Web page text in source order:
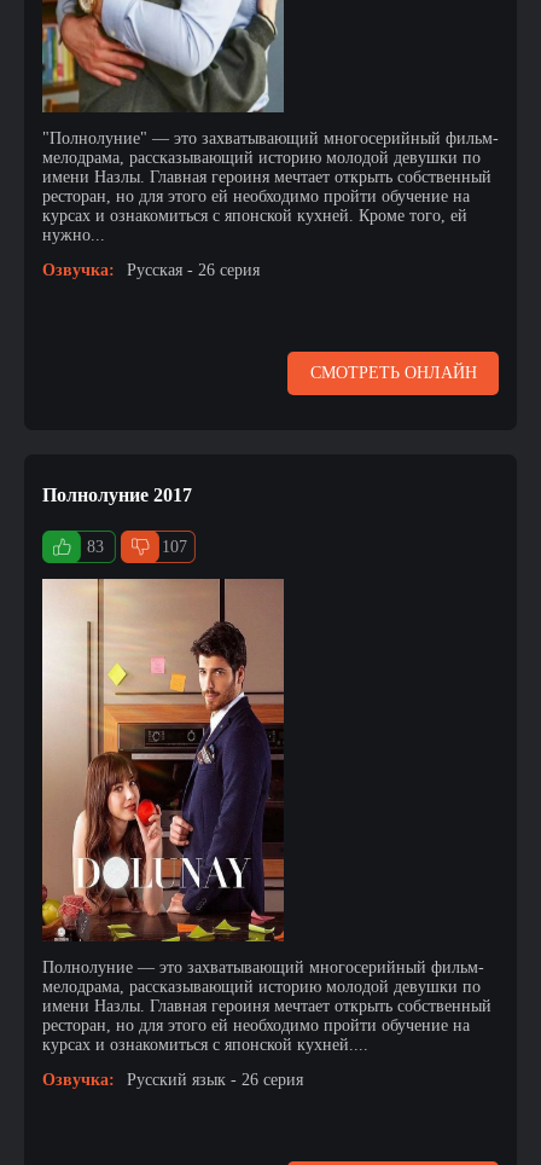
"Полнолуние" — это захватывающий многосерийный фильм-
мелодрама, рассказывающий историю молодой девушки по
имени Назлы. Главная героиня мечтает открыть собственный
ресторан, но для этого ей необходимо пройти обучение на
курсах и ознакомиться с японской кухней. Кроме того, ей
нужно...
Озвучка:
Русская - 26 серия
СМОТРЕТЬ ОНЛАЙН
Полнолуние 2017
83 107
Полнолуние — это захватывающий многосерийный фильм-
мелодрама, рассказывающий историю молодой девушки по
имени Назлы. Главная героиня мечтает открыть собственный
ресторан, но для этого ей необходимо пройти обучение на
курсах и ознакомиться с японской кухней....
Озвучка:
Русский язык - 26 серия